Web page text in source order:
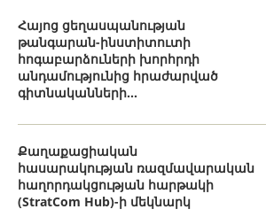
Հայոց ցեղասպանության
թանգարան-ինստիտուտի
հոգաբարձուների խորհրդի
անդամությունից հրաժարված
գիտնականների...
Քաղաքացիական
հասարակության ռազմավարական
հաղորդակցության հարթակի
(StratCom Hub)-ի մեկնարկ